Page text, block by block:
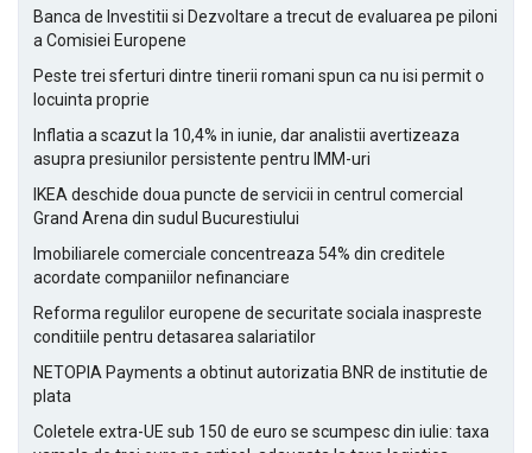
Banca de Investitii si Dezvoltare a trecut de evaluarea pe piloni
a Comisiei Europene
Peste trei sferturi dintre tinerii romani spun ca nu isi permit o
locuinta proprie
Inflatia a scazut la 10,4% in iunie, dar analistii avertizeaza
asupra presiunilor persistente pentru IMM-uri
IKEA deschide doua puncte de servicii in centrul comercial
Grand Arena din sudul Bucurestiului
Imobiliarele comerciale concentreaza 54% din creditele
acordate companiilor nefinanciare
Reforma regulilor europene de securitate sociala inaspreste
conditiile pentru detasarea salariatilor
NETOPIA Payments a obtinut autorizatia BNR de institutie de
plata
Coletele extra-UE sub 150 de euro se scumpesc din iulie: taxa